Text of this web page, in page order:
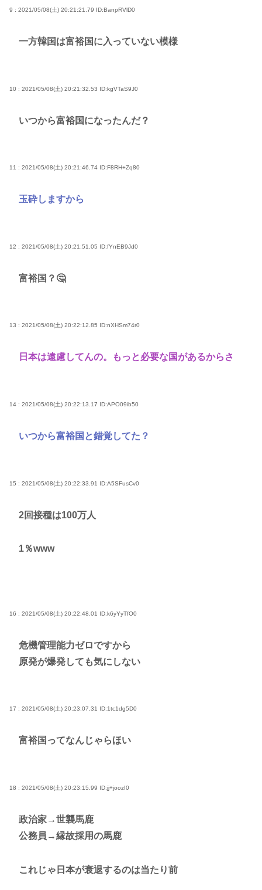
9 : 2021/05/08(土) 20:21:21.79 ID:BanpRVlD0
一方韓国は富裕国に入っていない模様
10 : 2021/05/08(土) 20:21:32.53 ID:kgVTaS9J0
いつから富裕国になったんだ？
11 : 2021/05/08(土) 20:21:46.74 ID:F8RH+Zq80
玉砕しますから
12 : 2021/05/08(土) 20:21:51.05 ID:fYnEB9Jd0
富裕国？🤔
13 : 2021/05/08(土) 20:22:12.85 ID:nXHSm74r0
日本は遠慮してんの。もっと必要な国があるからさ
14 : 2021/05/08(土) 20:22:13.17 ID:APO09ib50
いつから富裕国と錯覚してた？
15 : 2021/05/08(土) 20:22:33.91 ID:A5SFusCv0
2回接種は100万人
1％www
16 : 2021/05/08(土) 20:22:48.01 ID:k6yYyTfO0
危機管理能力ゼロですから
原発が爆発しても気にしない
17 : 2021/05/08(土) 20:23:07.31 ID:1tc1dg5D0
富裕国ってなんじゃらほい
18 : 2021/05/08(土) 20:23:15.99 ID:jj+joozI0
政治家→世襲馬鹿
公務員→縁故採用の馬鹿
これじゃ日本が衰退するのは当たり前